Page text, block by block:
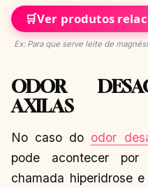
🛒Ver produtos
Ex: Para que serve leite de
ODOR
AXILAS
No caso do odor
pode acontecer
chamada hiperidrose